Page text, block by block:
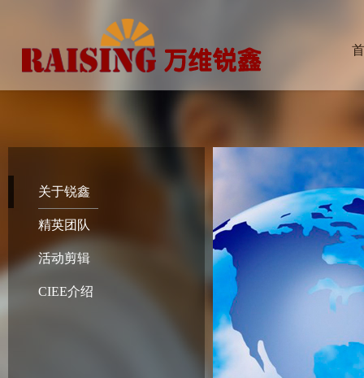
关于锐鑫
精英团队
活动剪辑
CIEE介绍